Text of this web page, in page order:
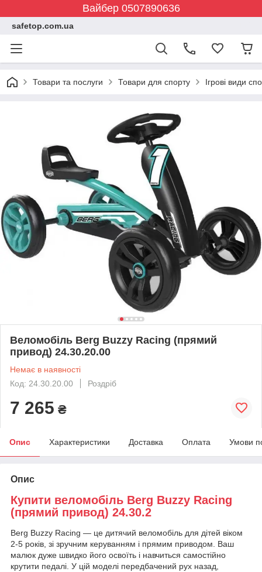
Вайбер 0507890636
safetop.com.ua
Товари та послуги Товари для спорту Ігрові види
Веломобіль Berg Buzzy Racing (прямий
привод) 24.30.20.00
Немає в наявності
Код: 24.30.20.00
Роздріб
7 265 ₴
Опис Характеристики Доставка Оплата Умови
Опис
Купити веломобіль Berg Buzzy Racing
(прямий привод) 24.30.2
Berg Buzzy Racing — це дитячий веломобіль для дітей віком
2-5 років, зі зручним керуванням і прямим приводом. Ваш
малюк дуже швидко його освоїть і навчиться самостійно
крутити педалі. У цій моделі передбачений рух назад,